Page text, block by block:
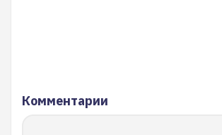
Комментарии